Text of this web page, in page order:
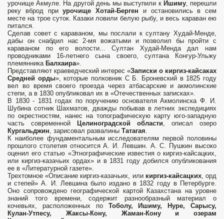
урочище Акмуле. На другой день мы выступили к Ишиму, перешли
реку вброд приурочище Хотай-Берген и остановились в сем
месте на трое суток. Казаки ловили белую рыбу, и весь караван ею
питался.
Сделав совет с караваном, мы послали к султану Худай-Менде,
дабы он снабдил нас 2-мя вожатыми и позволил бы пройти с
караваном по его волости... Султан Худай-Менда дал нам
проводниками 16-летнего сына своего, султана Конгур-Ульжу
племянника Балхаира».
Представляют краеведческий интерес «Записки о киргиз-кайсаках
Средней орды», которые полковник С Б. Броневский в 1825 году
вел во время своего проезда через атбасарские и акмолинские
степи, а в 1830 опубликовал их в «Отечественных записках».
В 1830 - 1831 годах по поручению основателя Акмолинска Ф. И.
Шубина сотник Шахматов, дважды побывав в летних экспедициях
по окрестностям, нанес на топографическую карту юго-западную
часть современной
Целиноградской области, описал озеро
Кургальджин, зарисовал развалины Татагая.
К наиболее фундаментальным исследователям первой половины
прошлого столетия относится А. И. Левшин. А. С. Пушкин высоко
оценил его статью «Этнографические известия о киргиз-кайсацких,
или киргиз-казачьих ордах» и в 1831 году добился опубликования
ее в «Литературной газете».
Трехтомное «Описание киргиз-казачьих, или киргиз-кайсацких, орд
и степей» А. И. Левшина было издано в 1832 году в Петербурге.
Оно сопровождено географической картой Казахстана на уровне
знаний того времени, содержит разнообразный материал о
кочевьях, расположенных по Тоболу, Ишиму, Нуре, Сарысу,
Кулан-Утпесу, Жаксы-Кону, Жаман-Кону и озерам